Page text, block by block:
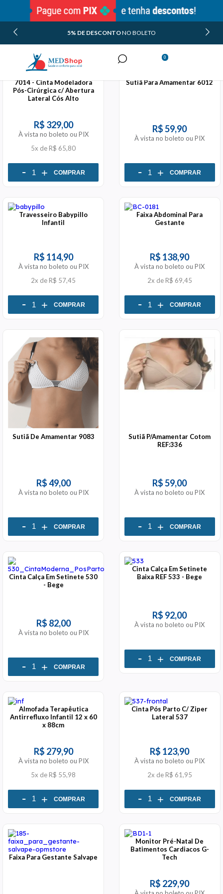
5% DE DESCONTONO BOLETO
Meus Pedidos
0
7014 - Cinta Modeladora
Pós-Cirúrgica c/ Abertura
Lateral Cós Alto
R$ 329,00
À vista no boleto ou PIX
5x de R$ 65,80
- + COMPRAR
Sutiã Para Amamentar 6012
R$ 59,90
À vista no boleto ou PIX
- + COMPRAR
Travesseiro Babypillo
Infantil
R$ 114,90
À vista no boleto ou PIX
2x de R$ 57,45
- + COMPRAR
Faixa Abdominal Para
Gestante
R$ 138,90
À vista no boleto ou PIX
2x de R$ 69,45
- + COMPRAR
Sutiã De Amamentar 9083
R$ 49,00
À vista no boleto ou PIX
- + COMPRAR
Sutiã P/Amamentar Cotom
REF:336
R$ 59,00
À vista no boleto ou PIX
- + COMPRAR
Cinta Calça Em Setinete 530
- Bege
R$ 82,00
À vista no boleto ou PIX
- + COMPRAR
Cinta Calça Em Setinete
Baixa REF 533 - Bege
R$ 92,00
À vista no boleto ou PIX
- + COMPRAR
Almofada Terapêutica
Antirrefluxo Infantil 12 x 60
x 88cm
R$ 279,90
À vista no boleto ou PIX
5x de R$ 55,98
- + COMPRAR
Cinta Pós Parto C/ Ziper
Lateral 537
R$ 123,90
À vista no boleto ou PIX
2x de R$ 61,95
- + COMPRAR
Faixa Para Gestante Salvape
Monitor Pré-Natal De
Batimentos Cardiacos G-
Tech
R$ 229,90